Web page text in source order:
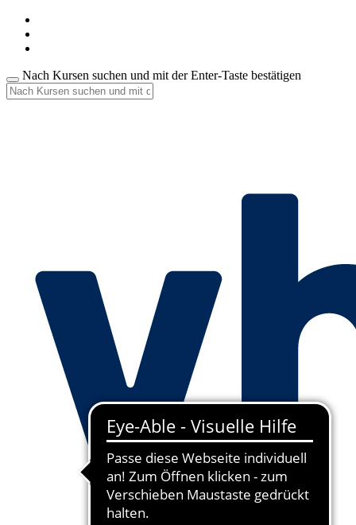
Nach Kursen suchen und mit der Enter-Taste bestätigen